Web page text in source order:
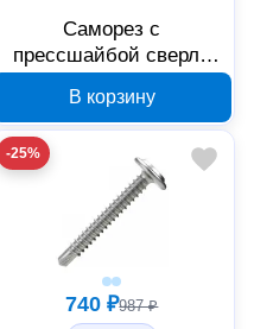
Саморез с
прессшайбой сверло
ГОСТ 4,2x13 1000 шт
PR17.00320
В корзину
-25%
740 ₽987 ₽